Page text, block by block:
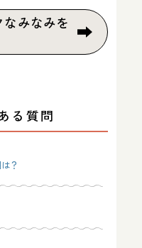
みなみを
る質問
？